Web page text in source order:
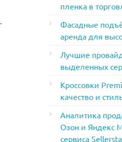
пленка в
Фасадные
аренда для
Лучшие
выделенных
Кроссовки
качество и
Аналитика
Озон и Яндекс
сервиса